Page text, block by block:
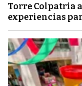
Torre Colpatria
experiencias